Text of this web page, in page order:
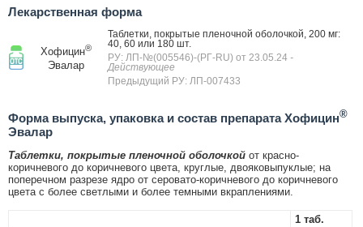
Лекарственная форма
Хофицин®
Эвалар
Таблетки, покрытые пленочной оболочкой, 200 мг:
40, 60 или 180 шт.
РУ: ЛП-№(005546)-(РГ-RU) от 23.05.24 -
Действующее
Предыдущий РУ: ЛП-007433
Форма выпуска, упаковка и состав препарата Хофицин®
Эвалар
Таблетки, покрытые пленочной оболочкой от красно-
коричневого до коричневого цвета, круглые, двояковыпуклые; на
поперечном разрезе ядро от серовато-коричневого до коричневого
цвета с более светлыми и более темными вкраплениями.
1 таб.